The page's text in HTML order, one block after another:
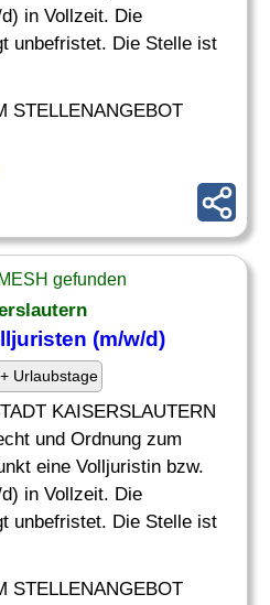
in Vollzeit. Die
unbefristet. Die Stelle ist
STELLENANGEBOT
gefunden
(m/w/d)
Urlaubstage
KAISERSLAUTERN
und Ordnung zum
eine Volljuristin bzw.
in Vollzeit. Die
unbefristet. Die Stelle ist
STELLENANGEBOT